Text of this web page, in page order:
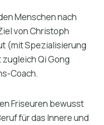
Menschen nach
von Christoph
(mit Spezialisierung
Qi Gong
Coach.
Friseuren bewusst
für das Innere und